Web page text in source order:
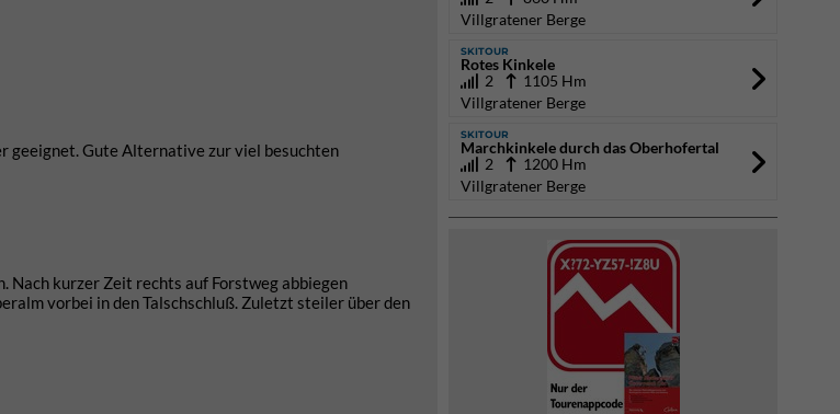
geeignet. Gute Alternative zur viel besuchten
kurzer Zeit rechts auf Forstweg abbiegen
vorbei in den Talschschluß. Zuletzt steiler über den
Villgratener Berge
SKITOUR
Rotes Kinkele
2
1105 Hm
Villgratener Berge
SKITOUR
Marchkinkele durch das Oberhofertal
2
1200 Hm
Villgratener Berge